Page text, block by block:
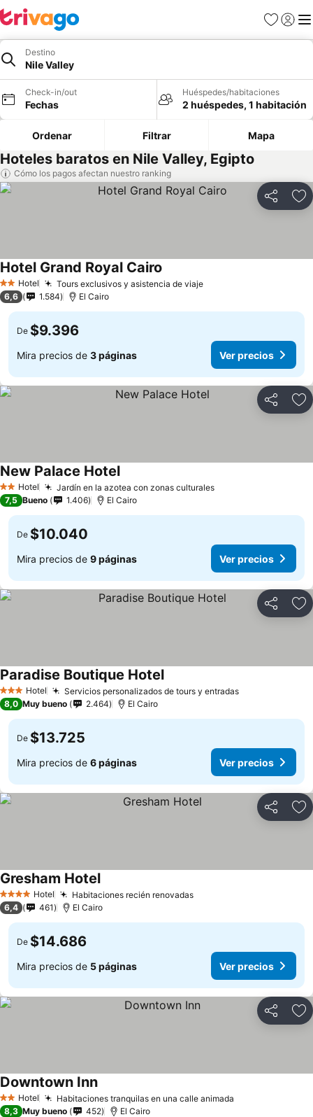
Favoritos
Iniciar
Destino
Nile Valley
Check-in/out
Fechas
Huéspedes/habitaciones
2 huéspedes, 1 habitación
Ordenar Filtrar Mapa
Hoteles baratos en Nile Valley, Egipto
Cómo los pagos afectan nuestro ranking
Compartir
2 Estrellas
Hotel Tours exclusivos y asistencia de viaje
Hotel Grand Royal Cairo
6,6 1.584 El Cairo
De $9.396
Mira precios de 3 páginas Ver precios
Compartir
2 Estrellas
Hotel Jardín en la azotea con zonas culturales
New Palace Hotel
7,5 Bueno 1.406 El Cairo
De $10.040
Mira precios de 9 páginas Ver precios
Compartir
3 Estrellas
Hotel Servicios personalizados de tours y entradas
Paradise Boutique Hotel
8,0 Muy bueno 2.464 El Cairo
De $13.725
Mira precios de 6 páginas Ver precios
Compartir
4 EstrellasHotel Habitaciones recién renovadas
Gresham Hotel
6,4 461 El Cairo
De $14.686
Mira precios de 5 páginas Ver precios
Compartir
2 Estrellas
Hotel Habitaciones tranquilas en una calle animada
Downtown Inn
8,3 Muy bueno 452 El Cairo